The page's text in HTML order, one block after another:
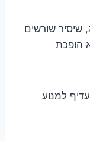
שיסיר שורשים
הופכת
10,000 לרכב – עדיף למנוע